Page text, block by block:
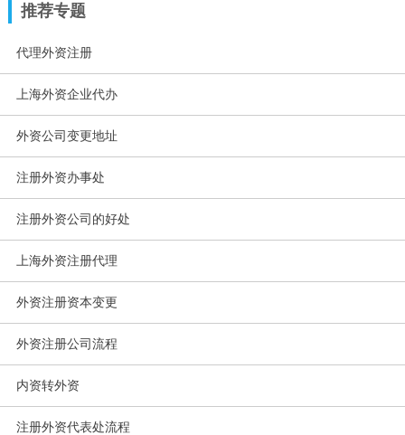
推荐专题
代理外资注册
上海外资企业代办
外资公司变更地址
注册外资办事处
注册外资公司的好处
上海外资注册代理
外资注册资本变更
外资注册公司流程
内资转外资
注册外资代表处流程